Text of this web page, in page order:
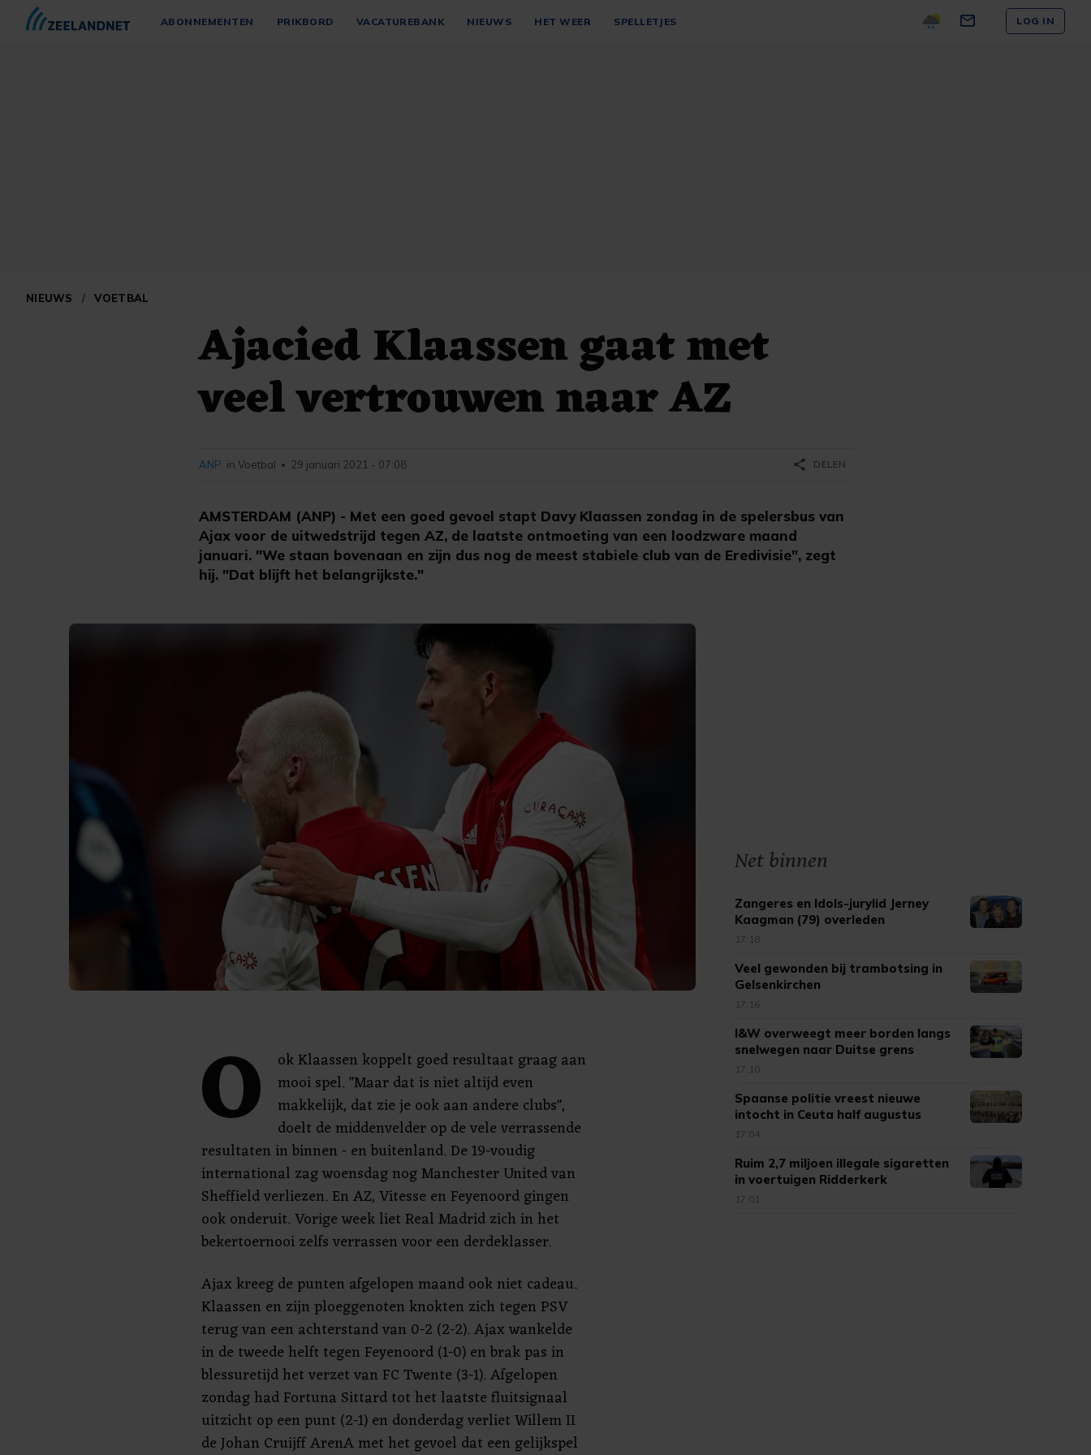
ABONNEMENTEN PRIKBORD VACATUREBANK NIEUWS HET WEER SPELLETJES LOG IN
NIEUWS / VOETBAL
Ajacied Klaassen gaat met
veel vertrouwen naar AZ
AMSTERDAM (ANP) - Met een goed gevoel stapt Davy Klaassen zondag in de spelersbus van
Ajax voor de uitwedstrijd tegen AZ, de laatste ontmoeting van een loodzware maand
januari. "We staan bovenaan en zijn dus nog de meest stabiele club van de Eredivisie", zegt
hij. "Dat blijft het belangrijkste."
ANP in Voetbal • 29 januari 2021 - 07:08 share DELEN
O
ok Klaassen koppelt goed resultaat graag aan
mooi spel. "Maar dat is niet altijd even
makkelijk, dat zie je ook aan andere clubs",
doelt de middenvelder op de vele verrassende
resultaten in binnen - en buitenland. De 19-voudig
international zag woensdag nog Manchester United van
Sheffield verliezen. En AZ, Vitesse en Feyenoord gingen
ook onderuit. Vorige week liet Real Madrid zich in het
bekertoernooi zelfs verrassen voor een derdeklasser.
Ajax kreeg de punten afgelopen maand ook niet cadeau.
Klaassen en zijn ploeggenoten knokten zich tegen PSV
terug van een achterstand van 0-2 (2-2). Ajax wankelde
in de tweede helft tegen Feyenoord (1-0) en brak pas in
blessuretijd het verzet van FC Twente (3-1). Afgelopen
zondag had Fortuna Sittard tot het laatste fluitsignaal
uitzicht op een punt (2-1) en donderdag verliet Willem II
de Johan Cruijff ArenA met het gevoel dat een gelijkspel
Net binnen
Zangeres en Idols-jurylid Jerney
Kaagman (79) overleden
17:18
Veel gewonden bij trambotsing in
Gelsenkirchen
17:16
I&W overweegt meer borden langs
snelwegen naar Duitse grens
17:10
Spaanse politie vreest nieuwe
intocht in Ceuta half augustus
17:04
Ruim 2,7 miljoen illegale sigaretten
in voertuigen Ridderkerk
17:01